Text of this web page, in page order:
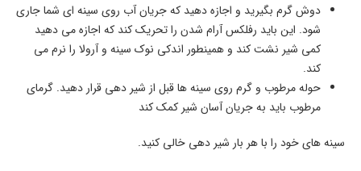
دوش گرم بگیرید و اجازه دهید که جریان آب روی سینه ای شما جاری
شود. این باید رفلکس آرام شدن را تحریک کند که اجازه می دهید
کمی شیر نشت کند و همینطور اندکی نوک سینه و آرولا را نرم می
کند.
حوله مرطوب و گرم روی سینه ها قبل از شیر دهی قرار دهید. گرمای
مرطوب باید به جریان آسان شیر کمک کند
سینه های خود را با هر بار شیر دهی خالی کنید.